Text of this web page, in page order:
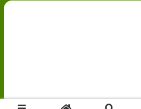
© 2022 副業ブログ.